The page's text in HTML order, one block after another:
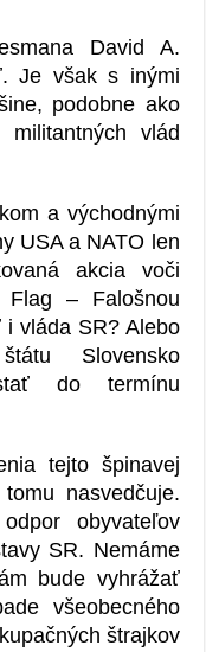
David A.
Je však s inými
podobne ako
vlád
a východnými
USA a NATO len
akcia voči
– Falošnou
vláda SR? Alebo
Slovensko
do termínu
tejto špinavej
nasvedčuje.
obyvateľov
SR. Nemáme
bude vyhrážať
všeobecného
štrajkov